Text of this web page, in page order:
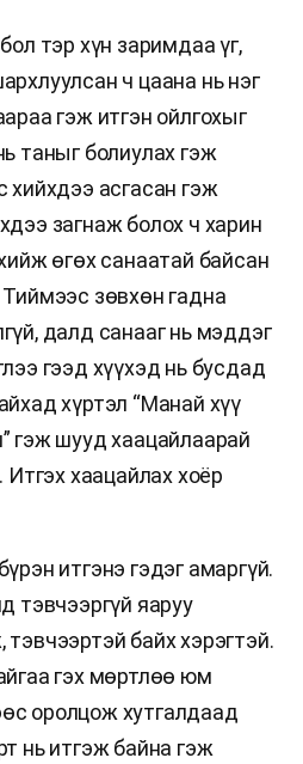
тэр хүн заримдаа үг,
ч цаана нь нэг
гэж итгэн ойлгохыг
таныг болиулах гэж
хийхдээ асгасан гэж
загнаж болох ч харин
өгөх санаатай байсан
зөвхөн гадна
далд санааг нь мэддэг
гээд хүүхэд нь бусдад
хүртэл “Манай хүү
гэж шууд хаацайлаарай
хаацайлах хоёр
итгэнэ гэдэг амаргүй.
тэвчээргүй яаруу
байх хэрэгтэй.
гэх мөртлөө юм
оролцож хутгалдаад
нь итгэж байна гэж